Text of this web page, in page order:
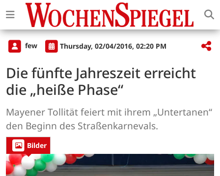
few Thursday, 02/04/2016, 02:20 PM
Die fünfte Jahreszeit erreicht
die „heiße Phase“
Mayener Tollität feiert mit ihrem „Untertanen“
den Beginn des Straßenkarnevals.
Bilder